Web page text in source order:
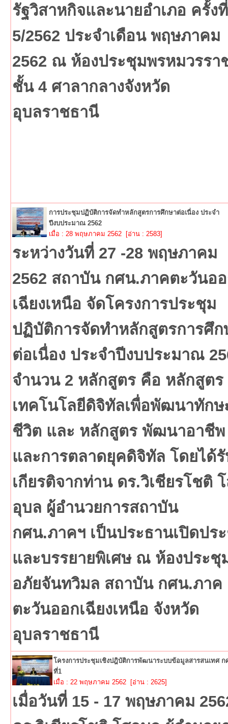
รัฐวิสาหกิจและนายอำเภอ ครั้งที่
5/2562 ประจำเดือน พฤษภาคม
2562 ณ ห้องประชุมพรหมวรรา
ชั้น 4 ศาลากลางจังหวัด
อุบลราชธานี
การประชุมปฏิบัติการจัดทำหลักสูตรการศึกษาต่อเนื่อง ประจำ
ปีงบประมาณ 2562
เมื่อ : 28 พฤษภาคม 2562 [อ่าน : 2583]
ระหว่างวันที่ 27 -28 พฤษภาคม
2562 สถาบัน กศน.ภาคตะวันอ
เฉียงเหนือ จัดโครงการประชุม
ปฏิบัติการจัดทำหลักสูตรการศึก
ต่อเนื่อง ประจำปีงบประมาณ
จำนวน 2 หลักสูตร คือ หลักสูตร
เทคโนโลยีดิจิทัลเพื่อพัฒนาทักษ
ชีวิต และ หลักสูตร พัฒนาอาชีพ
และการตลาดยุคดิจิทัล โดยได้
เกียรติจากท่าน ดร.วิเชียรโชติ
อุบล ผู้อำนวยการสถาบัน
กศน.ภาคฯ เป็นประธานเปิดปร
และบรรยายพิเศษ ณ ห้องประชุ
อภัยจันทวิมล สถาบัน กศน.ภาค
ตะวันออกเฉียงเหนือ จังหวัด
อุบลราชธานี
โครงการประชุมเชิงปฎิบัติการพัฒนาระบบข้อมูลสารสนเทศ ก
ที่1
เมื่อ : 22 พฤษภาคม 2562 [อ่าน : 2625]
เมื่อวันที่ 15 - 17 พฤษภาคม